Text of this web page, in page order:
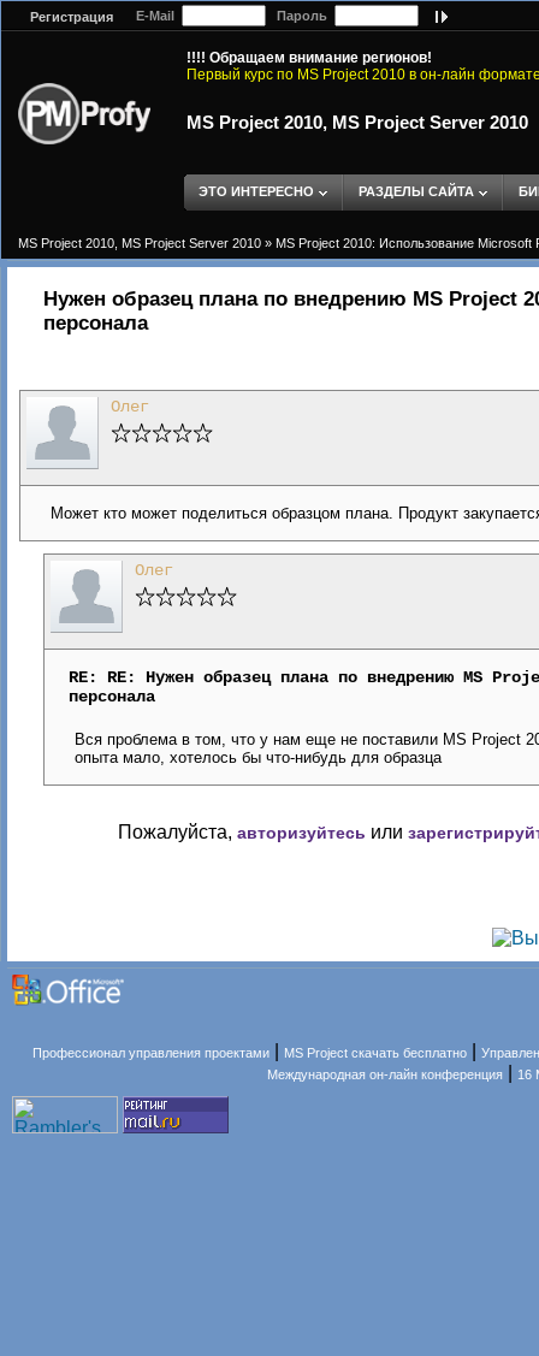
Регистрация E-Mail Пароль
!!!! Обращаем внимание регионов!
Первый курс по MS Project 2010 в он-лайн
MS Project 2010, MS Project Server 2010
ЭТО ИНТЕРЕСНО РАЗДЕЛЫ САЙТА
MS Project 2010, MS Project Server 2010 » MS Project 2010: Использование Microsoft
Нужен образец плана по внедрению MS Project
персонала
Олег
Может кто может поделиться образцом плана. Продукт
Олег
RE: RE: Нужен образец плана по внедрению MS
персонала
Вся проблема в том, что у нам еще не поставили MS Project
опыта мало, хотелось бы что-нибудь для образца
Пожалуйста, авторизуйтесь или
Профессионал управления проектами MS Project скачать бесплатно |
Международная он-лайн конференция
16